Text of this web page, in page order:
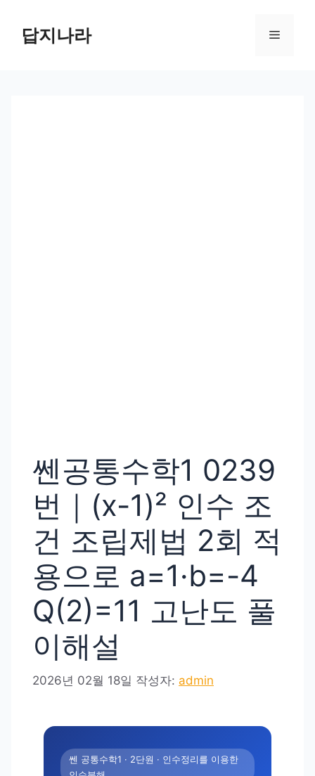
답지나라 메
쎈공통수학1 0239
번｜(x-1)² 인수 조
건 조립제법 2회 적
용으로 a=1·b=-4
Q(2)=11 고난도 풀
이해설
2026년 02월 18일 작성자: admin
쎈 공통수학1 · 2단원 · 인수정리를 이용한